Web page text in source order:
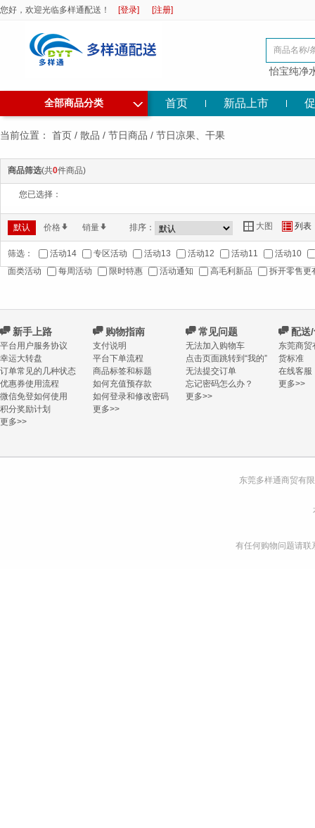
您好，欢迎光临多样通配送！ [登录] [注册]
怡宝纯净
全部商品分类 ◇ 首页 新品上市
当前位置： 首页 / 散品 / 节日商品 / 节日凉果、干果
商品筛选(共0件商品)
您已选择：
默认 价格 * 销量* 排序： Y 大图 Z 列表
筛选： 活动14 专区活动 活动13 活动12 活动11
活动10
面类活动
每周活动 限时特惠 活动通知 高毛利新品 拆开零售更
C新手上路
平台用户服务协议
幸运大转盘
订单常见的几种状态
优惠券使用流程
微信免登如何使用
积分奖励计划
更多>>
C购物指南
支付说明
平台下单流程
商品标签和标题
如何充值预存款
如何登录和修改密码
更多>>
C常见问题
无法加入购物车
点击页面跳转到“我的”
无法提交订单
忘记密码怎么办？
更多>>
C配送/
东莞商贸
货标准
在线客服
更多>>
东莞多样通商贸有
有任何购物问题请